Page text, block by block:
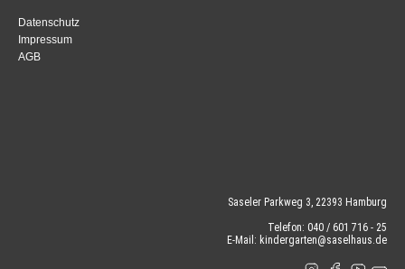
Datenschutz
Impressum
AGB
Saseler Parkweg 3, 22393 Hamburg
Telefon: 040 / 601 716 - 25
E-Mail: kindergarten@saselhaus.de